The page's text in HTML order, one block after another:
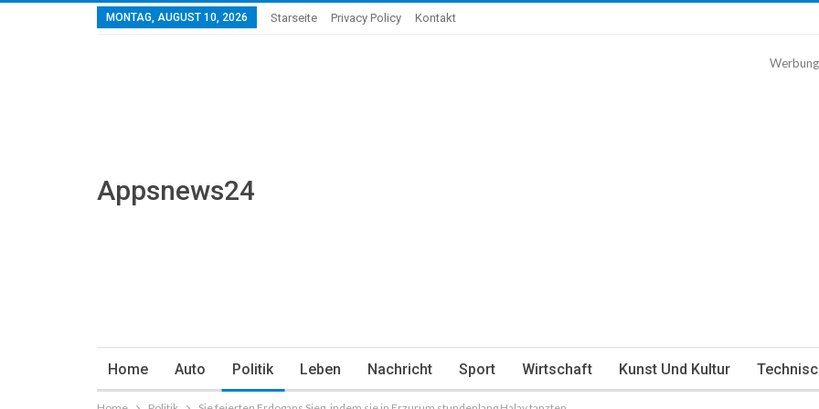
MONTAG, AUGUST 10, 2026 Starseite Privacy Policy Kontakt
Appsnews24
Werbung
Home Auto Politik Leben Nachricht Sport Wirtschaft Kunst Und Kultur